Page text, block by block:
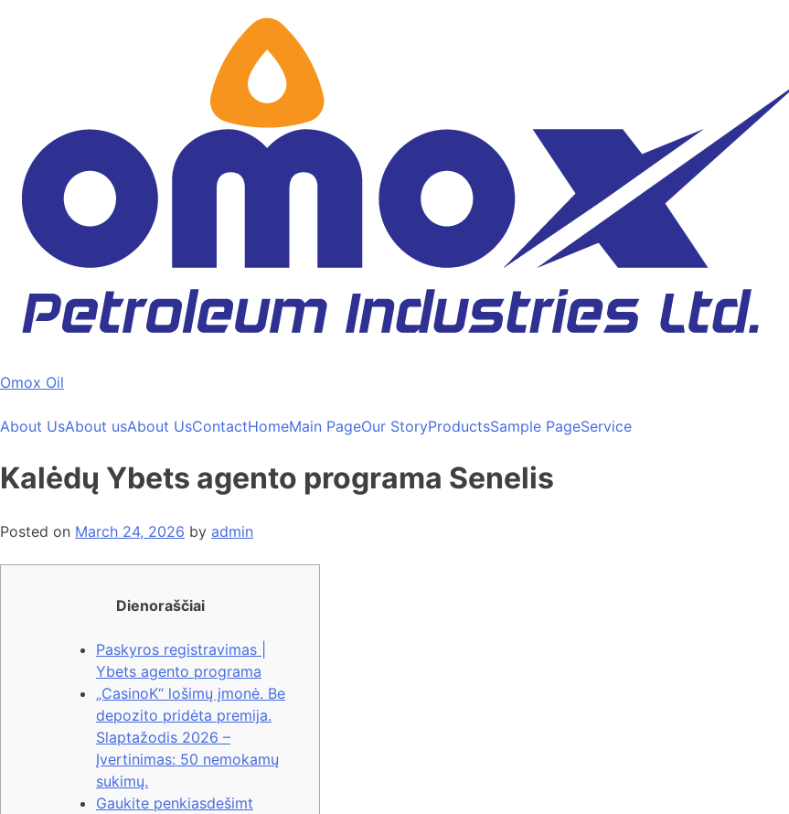
Omox Oil
About UsAbout usAbout UsContactHomeMain PageOur StoryProductsSample PageService
Kalėdų Ybets agento programa Senelis
Posted on March 24, 2026 by admin
Dienoraščiai
Paskyros registravimas |
Ybets agento programa
„CasinoK“ lošimų įmonė. Be
depozito pridėta premija.
Slaptažodis 2026 –
Įvertinimas: 50 nemokamų
sukimų.
Gaukite penkiasdešimt